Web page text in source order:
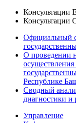
Консультации
Консультации
Официальный
О проведении
осуществления
Республике
Сводный
диагностики и
Управление